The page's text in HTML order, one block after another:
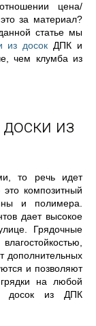
цена/
за материал?
статье мы
из досок ДПК и
чем клумба из
из
то речь идет
композитный
и полимера.
дает высокое
Грядочные
дополнительных
и позволяют
на любой
досок из ДПК